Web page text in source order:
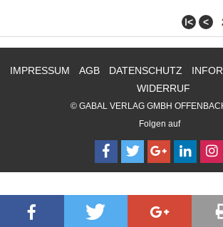
ǀ< <
IMPRESSUM AGB DATENSCHUTZ
WIDERRUF
© GABAL VERLAG GMBH
Folgen auf